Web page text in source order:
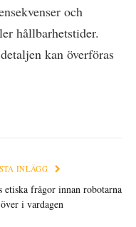
och
hållbarhetstider.
kan överföras
INLÄGG
etiska frågor innan robotarna
i vardagen